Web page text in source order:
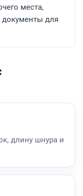
места,
для
длину шнура и